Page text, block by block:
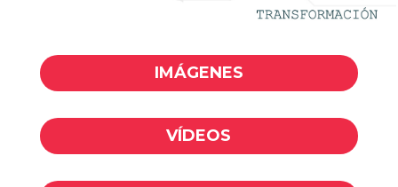
IMÁGENES
VÍDEOS